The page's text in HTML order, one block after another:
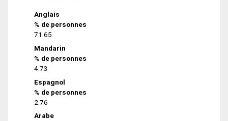
Anglais
% de personnes
71.65
Mandarin
% de personnes
4.73
Espagnol
% de personnes
2.76
Arabe